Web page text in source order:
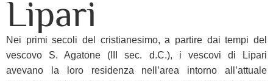
Lipari
Nei primi secoli del cristianesimo, a partire dai tempi del
vescovo S. Agatone (III sec. d.C.), i vescovi di Lipari
avevano la loro residenza nell’area intorno all’attuale